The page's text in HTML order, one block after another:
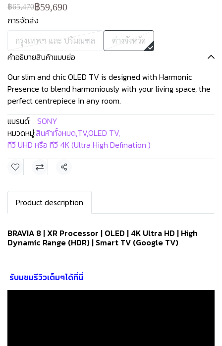
฿65,470฿59,690
การจัดส่ง
กรุงเทพฯ และ ปริมณฑล ต่างจังหวัด
คำอธิบายสินค้าแบบย่อ
Our slim and chic OLED TV is designed with Harmonic
Presence to blend harmoniously with your living space, the
perfect centrepiece in any room.
แบรนด์: SONY
หมวดหมู่:สินค้าทั้งหมด,TV,OLED TV,
ทีวี UHD หรือ ทีวี 4K (Ultra High Defination )
แชร์
Product description
BRAVIA 8 | XR Processor | OLED | 4K Ultra HD | High
Dynamic Range (HDR) | Smart TV (Google TV)
รับมชมรีวิวเต็มๆได้ที่นี่